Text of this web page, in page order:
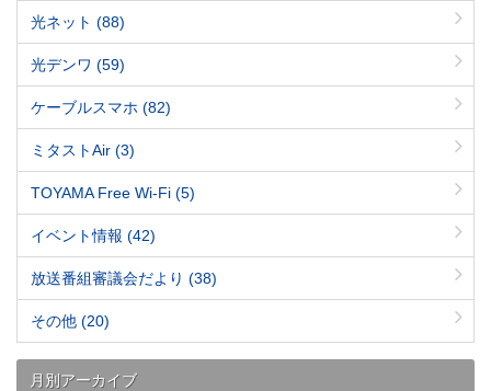
光ネット (88)
光デンワ (59)
ケーブルスマホ (82)
ミタストAir (3)
TOYAMA Free Wi-Fi (5)
イベント情報 (42)
放送番組審議会だより (38)
その他 (20)
月別アーカイブ